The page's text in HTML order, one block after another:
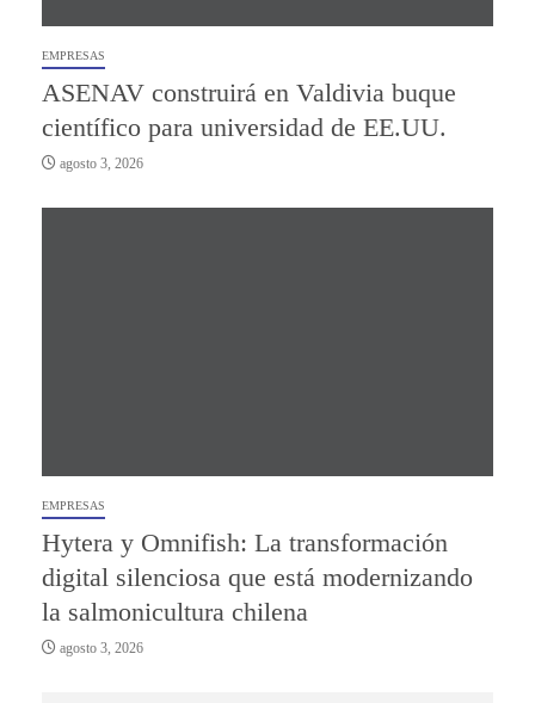
EMPRESAS
ASENAV construirá en Valdivia buque
científico para universidad de EE.UU.
agosto 3, 2026
EMPRESAS
Hytera y Omnifish: La transformación
digital silenciosa que está modernizando
la salmonicultura chilena
agosto 3, 2026